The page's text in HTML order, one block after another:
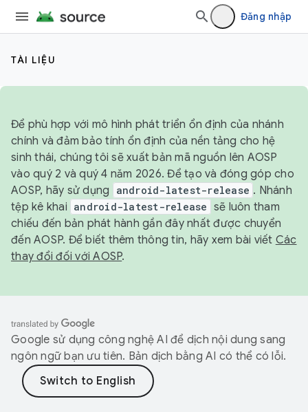
Đăng nhập
TÀI LIỆU
Để phù hợp với mô hình phát triển ổn định của nhánh
chính và đảm bảo tính ổn định của nền tảng cho hệ
sinh thái, chúng tôi sẽ xuất bản mã nguồn lên AOSP
vào quý 2 và quý 4 năm 2026. Để tạo và đóng góp cho
AOSP, hãy sử dụng
android-latest-release . Nhánh
tệp kê khai android-latest-release sẽ luôn tham
chiếu đến bản phát hành gần đây nhất được chuyển
đến AOSP. Để biết thêm thông tin, hãy xem bài viết Các
thay đổi đối với AOSP.
Google sử dụng công nghệ AI để dịch nội dung sang
ngôn ngữ bạn ưu tiên. Bản dịch bằng AI có thể có lỗi.